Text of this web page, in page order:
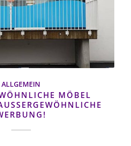
ALLGEMEIN
MÖBEL B
WE